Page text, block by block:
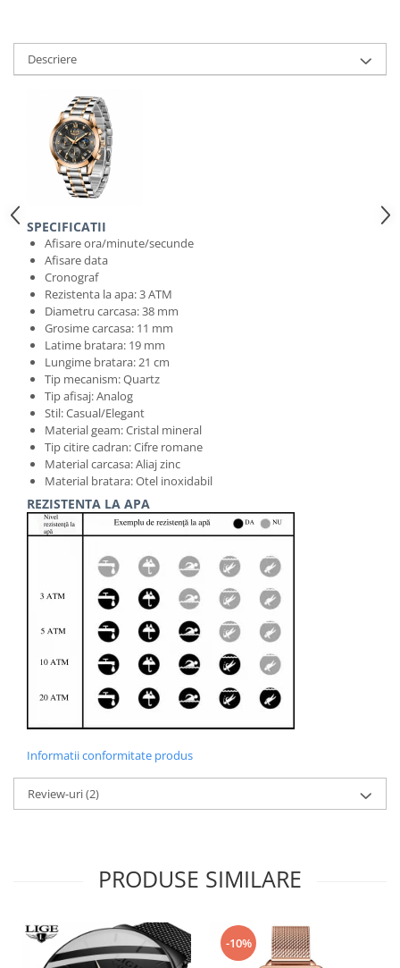
Descriere
SPECIFICATII
Afisare ora/minute/secunde
Afisare data
Cronograf
Rezistenta la apa: 3 ATM
Diametru carcasa: 38 mm
Grosime carcasa: 11 mm
Latime bratara: 19 mm
Lungime bratara: 21 cm
Tip mecanism: Quartz
Tip afisaj: Analog
Stil: Casual/Elegant
Material geam: Cristal mineral
Tip citire cadran: Cifre romane
Material carcasa: Aliaj zinc
Material bratara: Otel inoxidabil
REZISTENTA LA APA
Informatii conformitate produs
Review-uri(2)
PRODUSE SIMILARE
-10%